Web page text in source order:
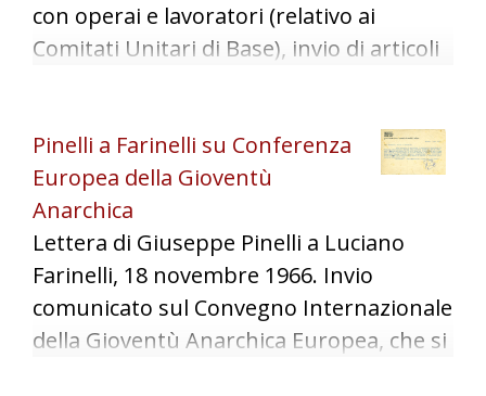
con operai e lavoratori (relativo ai
Comitati Unitari di Base), invio di articoli
Pinelli a Farinelli su Conferenza
Europea della Gioventù
Anarchica
Lettera di Giuseppe Pinelli a Luciano
Farinelli, 18 novembre 1966. Invio
comunicato sul Convegno Internazionale
della Gioventù Anarchica Europea, che si